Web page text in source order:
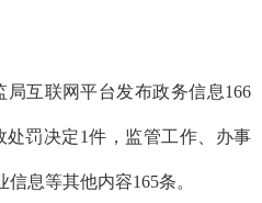
局互联网平台发布政务信息166
处罚决定1件，监管工作、办事
信息等其他内容165条。